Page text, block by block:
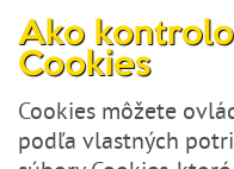
Ako
Cookies
Cookies môžete
podľa vlastných